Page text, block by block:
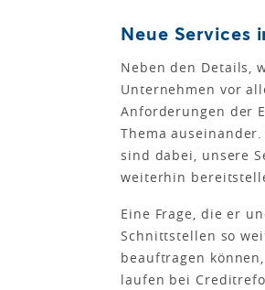
Neue Services
Neben den Details,
Unternehmen vor
Anforderungen der
Thema
sind dabei, unsere
weiterhin
Eine Frage, die er
Schnittstellen so
beauftragen
laufen bei